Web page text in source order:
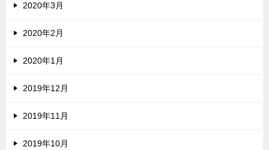
2020年3月
2020年2月
2020年1月
2019年12月
2019年11月
2019年10月